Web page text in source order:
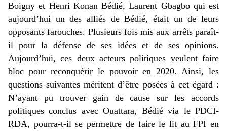
Boigny et Henri Konan Bédié, Laurent Gbagbo qui est
aujourd’hui un des alliés de Bédié, était un de leurs
opposants farouches. Plusieurs fois mis aux arrêts paraît-
il pour la défense de ses idées et de ses opinions.
Aujourd’hui, ces deux acteurs politiques veulent faire
bloc pour reconquérir le pouvoir en 2020. Ainsi, les
questions suivantes méritent d’être posées à cet égard :
N’ayant pu trouver gain de cause sur les accords
politiques conclus avec Ouattara, Bédié via le PDCI-
RDA, pourra-t-il se permettre de faire le lit au FPI en